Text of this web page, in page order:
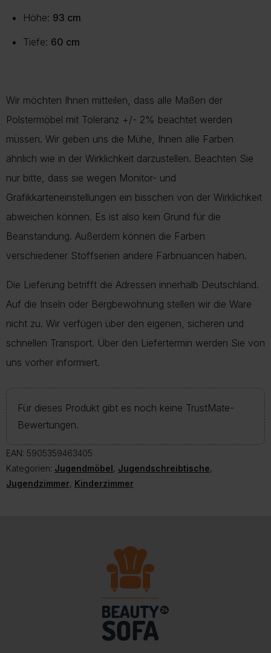
Höhe: 93 cm
Tiefe: 60 cm
Wir möchten Ihnen mitteilen, dass alle Maßen der
Polstermöbel mit Toleranz +/- 2% beachtet werden
müssen. Wir geben uns die Mühe, Ihnen alle Farben
ähnlich wie in der Wirklichkeit darzustellen. Beachten Sie
nur bitte, dass sie wegen Monitor- und
Grafikkarteneinstellungen ein bisschen von der Wirklichkeit
abweichen können. Es ist also kein Grund für die
Beanstandung. Außerdem können die Farben
verschiedener Stoffserien andere Farbnuancen haben.
Die Lieferung betrifft die Adressen innerhalb Deutschland.
Auf die Inseln oder Bergbewohnung stellen wir die Ware
nicht zu. Wir verfügen über den eigenen, sicheren und
schnellen Transport. Über den Liefertermin werden Sie von
uns vorher informiert.
Für dieses Produkt gibt es noch keine TrustMate-
Bewertungen.
EAN: 5905359463405
Kategorien: Jugendmöbel, Jugendschreibtische,
Jugendzimmer, Kinderzimmer